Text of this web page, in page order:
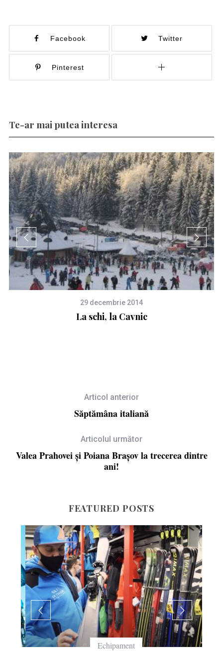
Facebook Twitter
Pinterest
Te-ar mai putea interesa
29 decembrie 2014
La schi, la Cavnic
Articol anterior
Săptămâna italiană
Articolul următor
Valea Prahovei și Poiana Brașov la trecerea dintre
ani!
FEATURED POSTS
Echipament